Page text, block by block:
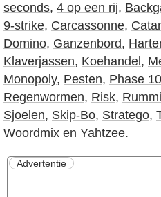
seconds, 4 op een rij,
9-strike, Carcassonne,
Domino, Ganzenbord,
Klaverjassen, Koehandel ,
Monopoly, Pesten, Phase 10
Regenwormen, Risk,
Sjoelen, Skip-Bo, Stratego,
Woordmix en Yahtzee.
Advertentie